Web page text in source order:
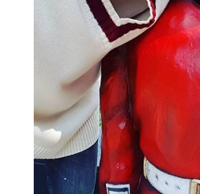
プライバシーポリシー
お問い合わせ